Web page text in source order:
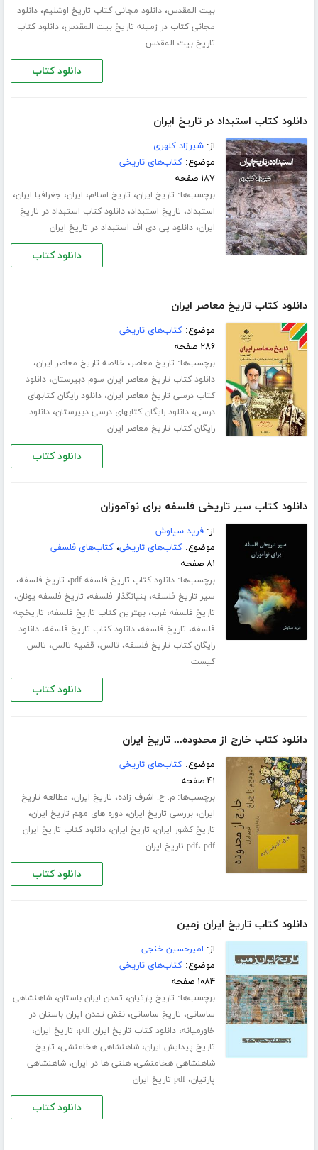
بیت المقدس،دانلود مجانی کتاب تاریخ اوشلیم،دانلود
مجانی کتاب در زمینه تاریخ بیت المقدس،دانلود کتاب
تاریخ بیت المقدس
دانلود کتاب
دانلود کتاب استبداد در تاریخ ایران
از:شیرزاد کلهری
موضوع:کتاب‌های تاریخی
۱۸۷ صفحه
برچسب‌ها: تاریخ ایران، تاریخ اسلام، ایران، جغرافیا ایران،
استبداد، تاریخ استبداد،دانلود کتاب استبداد در تاریخ
ایران،دانلود پی دی اف استبداد در تاریخ ایران
دانلود کتاب
دانلود کتاب تاریخ معاصر ایران
موضوع:کتاب‌های تاریخی
۲۸۶ صفحه
برچسب‌ها: تاریخ معاصر، خلاصه تاریخ معاصر ایران،
دانلود کتاب تاریخ معاصر ایران سوم دبیرستان،دانلود
کتاب درسی تاریخ معاصر ایران،دانلود رایگان کتابهای
درسی،دانلود رایگان کتابهای درسی دبیرستان،دانلود
رایگان کتاب تاریخ معاصر ایران
دانلود کتاب
دانلود کتاب سیر تاریخی فلسفه برای نوآموزان
از:فرید سیاوش
موضوع:کتاب‌های تاریخی،کتاب‌های فلسفی
۸۱ صفحه
برچسب‌ها:دانلود کتاب تاریخ فلسفه pdf ، تاریخ فلسفه،
سیر تاریخ فلسفه،بنیانگذار فلسفه، تاریخ فلسفه یونان،
تاریخ فلسفه غرب،بهترین کتاب تاریخ فلسفه، تاریخچه
فلسفه، تاریخ فلسفه،دانلود کتاب تاریخ فلسفه،دانلود
رایگان کتاب تاریخ فلسفه، تالس، قضیه تالس، تالس
کیست
دانلود کتاب
دانلود کتاب خارج از محدوده... تاریخ ایران
موضوع:کتاب‌های تاریخی
۴۱ صفحه
برچسب‌ها:م. ح. اشرف زاده، تاریخ ایران، مطالعه تاریخ
ایران،بررسی تاریخ ایران،دوره های مهم تاریخ ایران،
تاریخ کشور ایران، تاریخ ایران،دانلود کتاب تاریخ ایران
pdf، pdf تاریخ ایران
دانلود کتاب
دانلود کتاب تاریخ ایران زمین
از: امیرحسین خنجی
موضوع:کتاب‌های تاریخی
۱۰۸۴ صفحه
برچسب‌ها: تاریخ پارتیان، تمدن ایران باستان،شاهنشاهی
ساسانی، تاریخ ساسانی،نقش تمدن ایران باستان در
خاورمیانه،دانلود کتاب تاریخ ایران pdf ، تاریخ ایران،
تاریخ پیدایش ایران،شاهنشاهی هخامنشی، تاریخ
شاهنشاهی هخامنشی،هلنی ها در ایران،شاهنشاهی
پارتیان،pdf تاریخ ایران
دانلود کتاب